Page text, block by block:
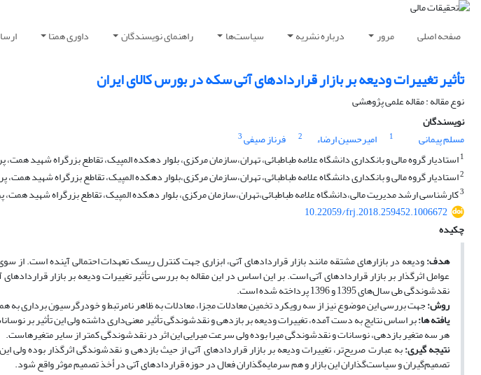
صفحه اصلی مرور درباره نشریه سیاست‌ها راهنمای نویسندگان داوری همتا
تأثیر تغییرات ودیعه بر بازار قراردادهای آتی سکه در بورس کالای ایران
نوع مقاله : مقاله علمی پژوهشی
نویسندگان
مسلم پیمانی
1 امیرحسین ارضاء 2 فرناز صیفی3
1استادیار گروه مالی و بانکداری دانشگاه علامه طباطبائی، تهران،سازمان مرکزی، بلوار دهکده المپیک، تقاطع بزرگراه شهید
2استادیار گروه مالی و بانکداری دانشگاه علامه طباطبائی، تهران،سازمان مرکزی،بلوار دهکده المپیک، تقاطع بزرگراه شهید
3کارشناسی ارشد مدیریت مالی،دانشگاه علامه طباطبائی،تهران،سازمان مرکزی، بلوار دهکده المپیک، تقاطع بزرگراه شهید
10.22059/frj.2018.259452.1006672
چکیده
هدف:ودیعه در بازارهای مشتقه مانند بازار قراردادهای آتی، ابزاری جهت کنترل ریسک تعهدات احتمالی آینده است. از
عوامل اثرگذار بر بازار قراردادهای آتی است. بر این اساس در این مقاله به بررسی تأثیر تغییرات ودیعه بر بازار
نقدشوندگی طی سال‌های 1395 و 1396 پرداخته شده است.
روش:جهت بررسی این موضوع نیز از سه رویکرد تخمین معادلات مجزا، معادلات به ظاهر نامرتبط و خودرگرسیون برداری
یافته ها:بر اساس نتایج به دست آمده، تغییرات ودیعه بر بازدهی و نقدشوندگی تأثیر معنی‌داری داشته ولی این تأثیر بر
هر سه متغیر بازدهی، نوسانات و نقدشوندگی میرا بوده ولی سرعت میرایی این اثر در نقدشوندگی کمتر از سایر متغیرهاست.
نتیجه گیری:به عبارت صریح‌تر، تغییرات ودیعه بر بازار قراردادهای آتی از حیث بازدهی و نقدشوندگی اثرگذار بوده ولی
تصمیم‌گیران و سیاست‌گذاران این بازار و هم سرمایه‌گذاران فعال در حوزه قراردادهای آتی در أخذ تصمیم موثر واقع شود.